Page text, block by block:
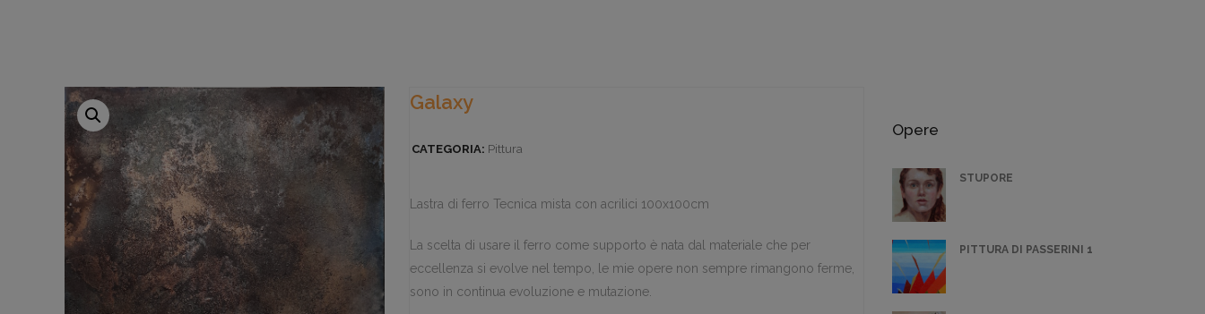
Galaxy
CATEGORIA: Pittura
Lastra di ferro Tecnica mista con acrilici 100x100cm
La scelta di usare il ferro come supporto è nata dal materiale che per
eccellenza si evolve nel tempo, le mie opere non sempre rimangono ferme,
sono in continua evoluzione e mutazione.
Opere
STUPORE
PITTURA DI PASSERINI 1